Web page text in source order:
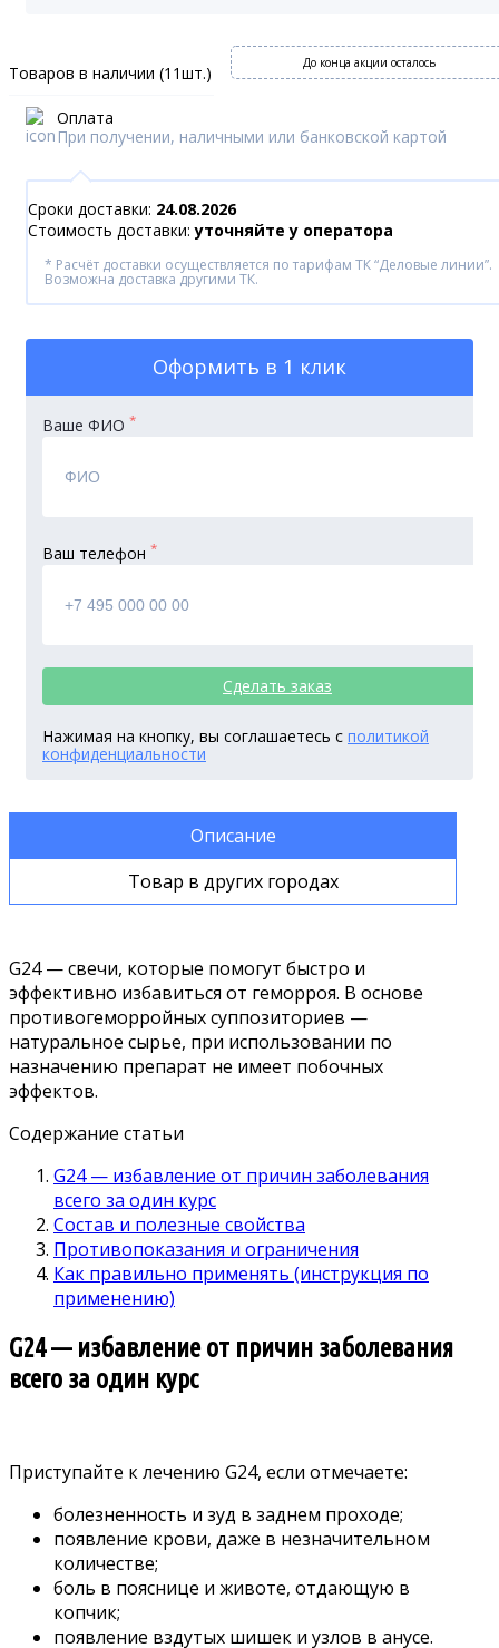
Товаров в наличии (11шт.) До конца акции осталось
Оплата
При получении, наличными или банковской картой
Сроки доставки: 24.08.2026
Стоимость доставки:уточняйте у оператора
* Расчёт доставки осуществляется по тарифам ТК “Деловые линии”.
Возможна доставка другими ТК.
Оформить в 1 клик
Ваше ФИО *
Ваш телефон *
Сделать заказ
Нажимая на кнопку, вы соглашаетесь с политикой
конфиденциальности
Описание
Товар в других городах
G24 — свечи, которые помогут быстро и
эффективно избавиться от геморроя. В основе
противогеморройных суппозиториев —
натуральное сырье, при использовании по
назначению препарат не имеет побочных
эффектов.
Содержание статьи
G24 — избавление от причин заболевания
всего за один курс
Состав и полезные свойства
Противопоказания и ограничения
Как правильно применять (инструкция по
применению)
G24 — избавление от причин заболевания
всего за один курс
Приступайте к лечению G24, если отмечаете:
болезненность и зуд в заднем проходе;
появление крови, даже в незначительном
количестве;
боль в пояснице и животе, отдающую в
копчик;
появление вздутых шишек и узлов в анусе.